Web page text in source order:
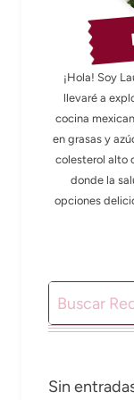
¡Hola! Soy
llevaré a
cocina
en grasas y
colesterol alto
donde la
opciones
Buscar
Sin